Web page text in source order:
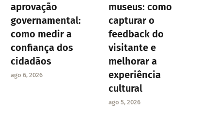
aprovação
governamental:
como medir a
confiança dos
cidadãos
ago 6, 2026
museus: como
capturar o
feedback do
visitante e
melhorar a
experiência
cultural
ago 5, 2026